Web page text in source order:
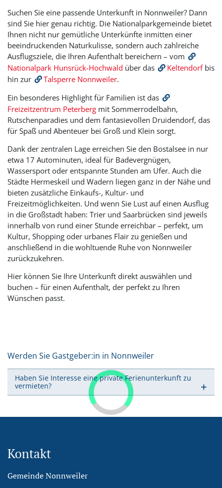
Suchen Sie eine passende Unterkunft in Nonnweiler? Dann
sind Sie hier genau richtig. Die Nationalparkgemeinde bietet
Ihnen nicht nur gemütliche Unterkünfte inmitten einer
beeindruckenden Naturkulisse, sondern auch zahlreiche
Ausflugsziele, die Ihren Aufenthalt bereichern – vom
Nationalpark Hunsrück-Hochwald über das Keltendorfbis
hin zur
Talsperre Nonnweiler.
Ein besonderes Highlight für Familien ist das
Freizeitzentrum Peterberg mit Sommerrodelbahn,
Rutschenparadies und dem fantasievollen Druidendorf, das
für Spaß und Abenteuer bei Groß und Klein sorgt.
Dank der zentralen Lage erreichen Sie den Bostalsee in nur
etwa 17 Autominuten, ideal für Badevergnügen,
Wassersport oder entspannte Stunden am Ufer. Auch die
Städte Hermeskeil und Wadern liegen ganz in der Nähe und
bieten zusätzliche Einkaufs-, Kultur- und
Freizeitmöglichkeiten. Und wenn Sie Lust auf einen Ausflug
in die Großstadt haben: Trier und Saarbrücken sind jeweils
innerhalb von rund einer Stunde erreichbar – perfekt, um
Kultur, Shopping oder urbanes Flair zu genießen und
anschließend in die wohltuende Ruhe von Nonnweiler
zurückzukehren.
Hier können Sie Ihre Unterkunft direkt auswählen und
buchen – für einen Aufenthalt, der perfekt zu Ihren
Wünschen passt.
Werden Sie Gastgeber:in in Nonnweiler
Haben Sie Interesse eine private Ferienunterkunft zu
vermieten?
Kontakt
Gemeinde Nonnweiler